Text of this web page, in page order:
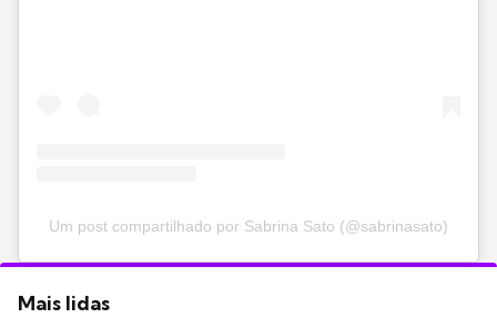
Um post compartilhado por Sabrina Sato (@sabrinasato)
Mais lidas